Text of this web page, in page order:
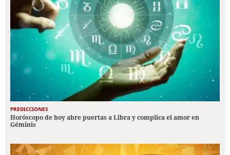
PREDICCIONES
Horóscopo de hoy abre puertas a Libra y complica el amor en
Géminis